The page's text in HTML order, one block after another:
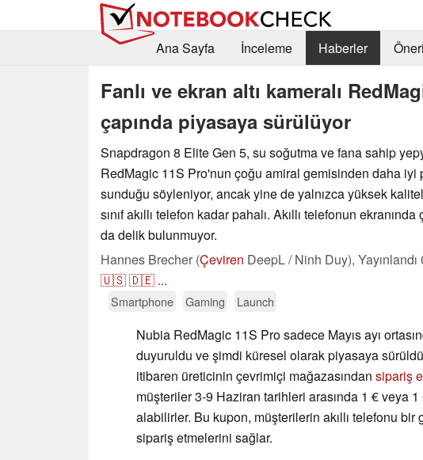
Ana Sayfa
İnceleme Haberler
Fanlı ve ekran altı kameralı
çapında piyasaya sürülüyor
Snapdragon 8 Elite Gen 5, su soğutma ve fana sahip
RedMagic 11S Pro'nun çoğu amiral gemisinden daha iyi
sunduğu söyleniyor, ancak yine de yalnızca yüksek
sınıf akıllı telefon kadar pahalı. Akıllı telefonun
da delik bulunmuyor.
Hannes Brecher (Çeviren DeepL / Ninh Duy), Yayınlandı
🇺🇸🇩🇪 ...
Smartphone Gaming Launch
Nubia RedMagic 11S Pro sadece Mayıs ayı
duyuruldu ve şimdi küresel olarak piyasaya
itibaren üreticinin çevrimiçi mağazasından sipariş
müşteriler 3-9 Haziran tarihleri arasında 1 € veya 1
alabilirler. Bu kupon, müşterilerin akıllı telefonu
sipariş etmelerini sağlar.